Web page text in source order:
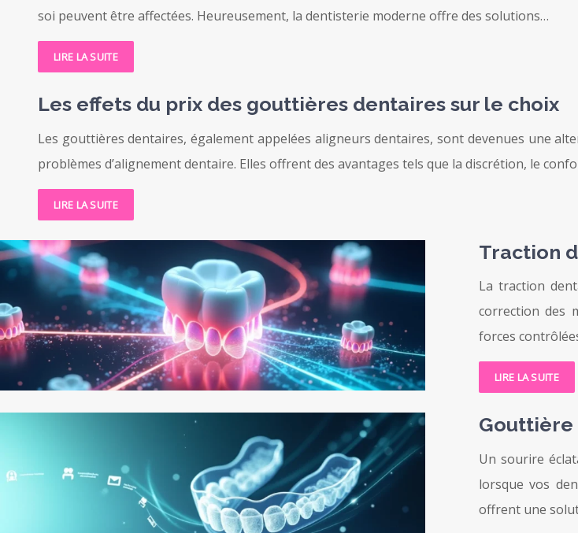
soi peuvent être affectées. Heureusement, la dentisterie moderne offre des solutions…
LIRE LA SUITE
Les effets du prix des gouttières dentaires sur le choix
Les gouttières dentaires, également appelées aligneurs dentaires, sont devenues une
problèmes d’alignement dentaire. Elles offrent des avantages tels que la discrétion, le
LIRE LA SUITE
Traction
La traction
correction des
forces
LIRE LA SUITE
Gouttière
Un sourire
lorsque vos
offrent une